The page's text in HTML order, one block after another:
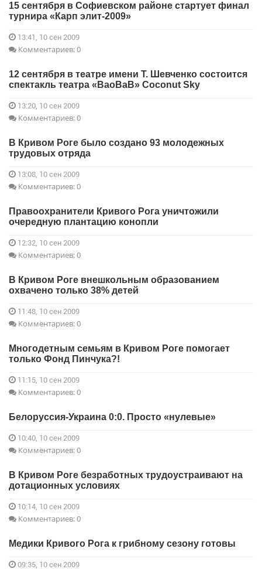
15 сентября в Софиевском районе стартует финал
турнира «Карп элит-2009»
13:41, 10 сен 2009
Комментариев: 0
12 сентября в театре имени Т. Шевченко состоится
спектакль театра «ВаоВаВ» Coconut Sky
13:20, 10 сен 2009
Комментариев: 0
В Кривом Роге было создано 93 молодежных
трудовых отряда
13:08, 10 сен 2009
Комментариев: 0
Правоохранители Кривого Рога уничтожили
очередную плантацию конопли
12:32, 10 сен 2009
Комментариев: 0
В Кривом Роге внешкольным образованием
охвачено только 38% детей
11:48, 10 сен 2009
Комментариев: 0
Многодетным семьям в Кривом Роге помогает
только Фонд Пинчука?!
11:15, 10 сен 2009
Комментариев: 0
Белоруссия-Украина 0:0. Просто «нулевые»
10:40, 10 сен 2009
Комментариев: 0
В Кривом Роге безработных трудоустраивают на
дотационных условиях
10:14, 10 сен 2009
Комментариев: 0
Медики Кривого Рога к грибному сезону готовы
09:35, 10 сен 2009